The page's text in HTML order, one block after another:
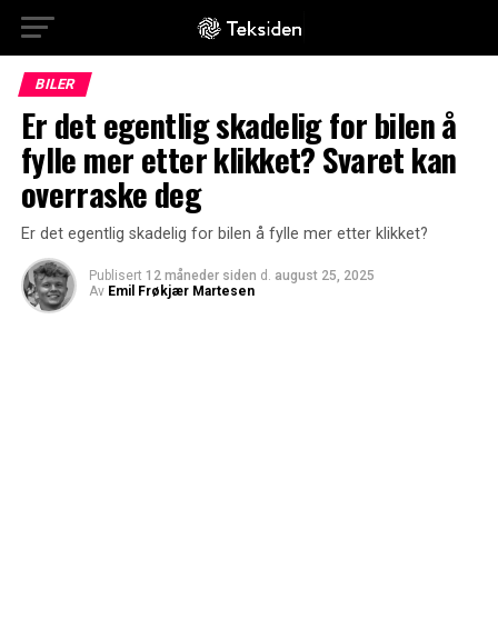
BILER
Er det egentlig skadelig for bilen å
fylle mer etter klikket? Svaret kan
overraske deg
Er det egentlig skadelig for bilen å fylle mer etter klikket?
Publisert 12 måneder siden d. august 25, 2025
Av Emil Frøkjær Martesen